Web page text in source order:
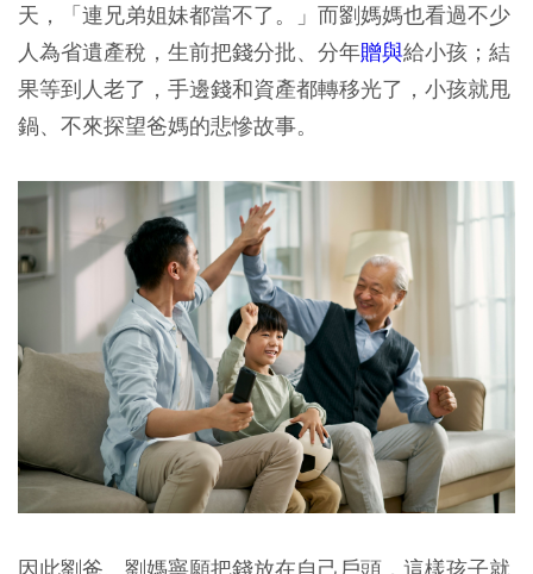
天，「連兄弟姐妹都當不了。」而劉媽媽也看過不少
人為省遺產稅，生前把錢分批、分年贈與給小孩；結
果等到人老了，手邊錢和資產都轉移光了，小孩就甩
鍋、不來探望爸媽的悲慘故事。
因此劉爸、劉媽寧願把錢放在自己戶頭，這樣孩子就